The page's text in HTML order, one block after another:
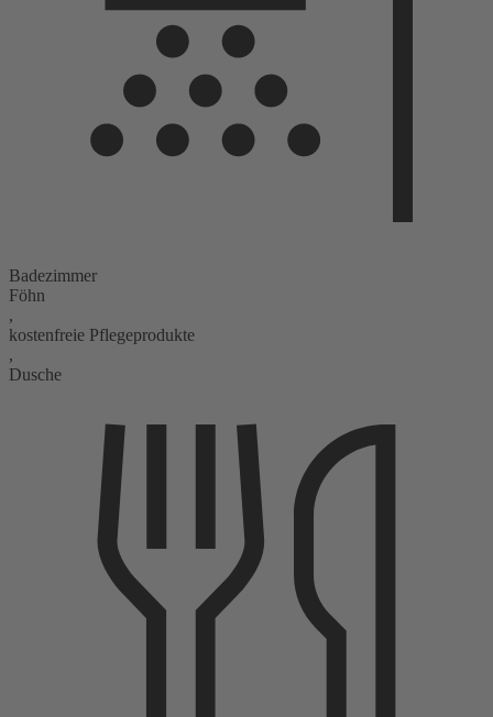
Badezimmer
Föhn
,
kostenfreie Pflegeprodukte
,
Dusche